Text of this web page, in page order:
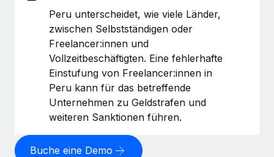
Peru unterscheidet, wie viele Länder,
zwischen Selbstständigen oder
Freelancer:innen und
Vollzeitbeschäftigten. Eine fehlerhafte
Einstufung von Freelancer:innen in
Peru kann für das betreffende
Unternehmen zu Geldstrafen und
weiteren Sanktionen führen.
Buche eine Demo